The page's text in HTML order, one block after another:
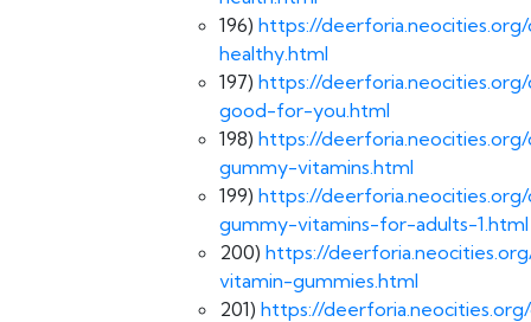
196) https://
healthy.html
197) https://
good-for-you.html
198) https://
gummy-vitamins.html
199) https://
gummy-vitamins-for-adults-1.html
200) https://
vitamin-gummies.html
201) https://